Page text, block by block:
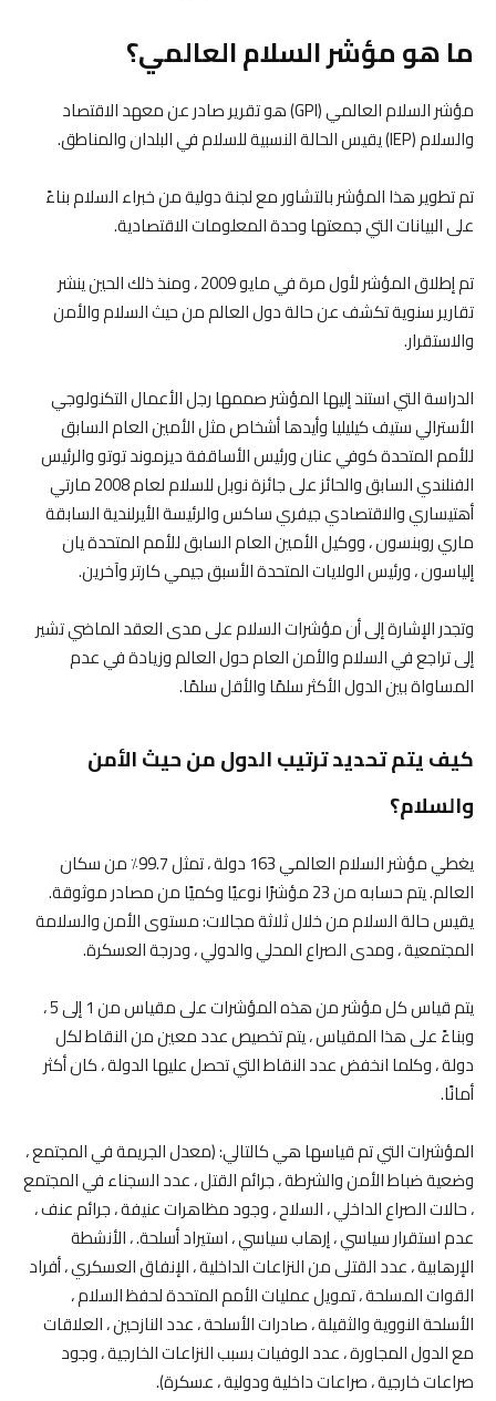
ما هو مؤشر السلام العالمي؟
مؤشر السلام العالمي (GPI) هو تقرير صادر عن معهد الاقتصاد
والسلام (IEP) يقيس الحالة النسبية للسلام في البلدان والمناطق.
تم تطوير هذا المؤشر بالتشاور مع لجنة دولية من خبراء السلام بناءً
على البيانات التي جمعتها وحدة المعلومات الاقتصادية.
تم إطلاق المؤشر لأول مرة في مايو 2009 ، ومنذ ذلك الحين ينشر
تقارير سنوية تكشف عن حالة دول العالم من حيث السلام والأمن
والاستقرار.
الدراسة التي استند إليها المؤشر صممها رجل الأعمال التكنولوجي
الأسترالي ستيف كيليليا وأيدها أشخاص مثل الأمين العام السابق
للأمم المتحدة كوفي عنان ورئيس الأساقفة ديزموند توتو والرئيس
الفنلندي السابق والحائز على جائزة نوبل للسلام لعام 2008 مارتي
أهتيساري والاقتصادي جيفري ساكس والرئيسة الأيرلندية السابقة
ماري روبنسون ، ووكيل الأمين العام السابق للأمم المتحدة يان
إلياسون ، ورئيس الولايات المتحدة الأسبق جيمي كارتر وآخرين.
وتجدر الإشارة إلى أن مؤشرات السلام على مدى العقد الماضي تشير
إلى تراجع في السلام والأمن العام حول العالم وزيادة في عدم
المساواة بين الدول الأكثر سلمًا والأقل سلمًا.
كيف يتم تحديد ترتيب الدول من حيث الأمن
والسلام؟
يغطي مؤشر السلام العالمي 163 دولة ، تمثل 99.7٪ من سكان
العالم. يتم حسابه من 23 مؤشرًا نوعيًا وكميًا من مصادر موثوقة.
يقيس حالة السلام من خلال ثلاثة مجالات: مستوى الأمن والسلامة
المجتمعية ، ومدى الصراع المحلي والدولي ، ودرجة العسكرة.
يتم قياس كل مؤشر من هذه المؤشرات على مقياس من 1 إلى 5 ،
وبناءً على هذا المقياس ، يتم تخصيص عدد معين من النقاط لكل
دولة ، وكلما انخفض عدد النقاط التي تحصل عليها الدولة ، كان أكثر
أمانًا.
المؤشرات التي تم قياسها هي كالتالي: (معدل الجريمة في المجتمع ،
وضعية ضباط الأمن والشرطة ، جرائم القتل ، عدد السجناء في المجتمع
، حالات الصراع الداخلي ، السلاح ، وجود مظاهرات عنيفة ، جرائم عنف ،
عدم استقرار سياسي ، إرهاب سياسي ، استيراد أسلحة. ، الأنشطة
الإرهابية ، عدد القتلى من النزاعات الداخلية ، الإنفاق العسكري ، أفراد
القوات المسلحة ، تمويل عمليات الأمم المتحدة لحفظ السلام ،
الأسلحة النووية والثقيلة ، صادرات الأسلحة ، عدد النازحين ، العلاقات
مع الدول المجاورة ، عدد الوفيات بسبب النزاعات الخارجية ، وجود
صراعات خارجية ، صراعات داخلية ودولية ، عسكرة).